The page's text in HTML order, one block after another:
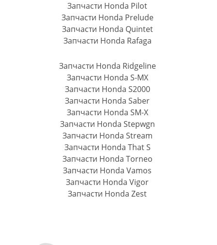
Запчасти Honda Pilot
Запчасти Honda Prelude
Запчасти Honda Quintet
Запчасти Honda Rafaga
Запчасти Honda Ridgeline
Запчасти Honda S-MX
Запчасти Honda S2000
Запчасти Honda Saber
Запчасти Honda SM-X
Запчасти Honda Stepwgn
Запчасти Honda Stream
Запчасти Honda That S
Запчасти Honda Torneo
Запчасти Honda Vamos
Запчасти Honda Vigor
Запчасти Honda Zest